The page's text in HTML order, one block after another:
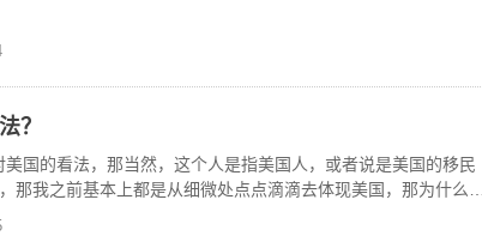
？
国的看法，那当然，这个人是指美国人，或者说是美国的移民
那我之前基本上都是从细微处点点滴滴去体现美国，那为什么讲
是诶，为什